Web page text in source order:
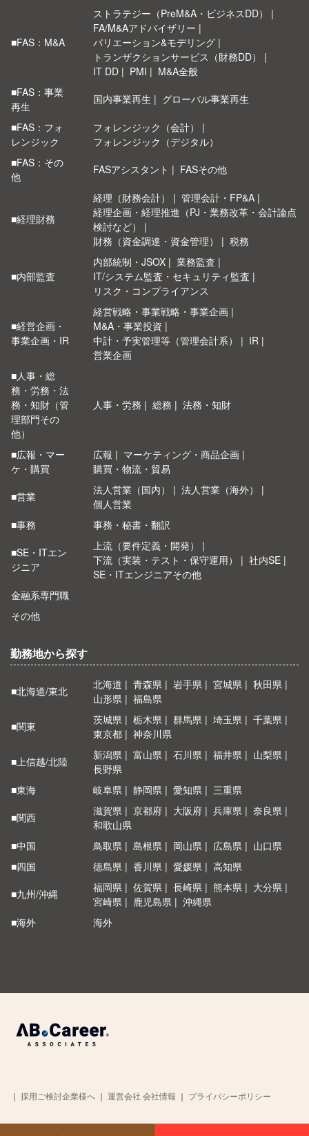
■FAS：M&A
ストラテジー（PreM&A・ビジネスDD）
FA/M&Aアドバイザリー
バリエーション&モデリング
トランザクションサービス（財務DD）
IT DD
PMI
M&A全般
■FAS：事業
再生
国内事業再生 グローバル事業再生
■FAS：フォ
レンジック
フォレンジック（会計）
フォレンジック（デジタル）
■FAS：その
他
FASアシスタント FASその他
■経理財務
経理（財務会計）
管理会計・FP&A
経理企画・経理推進（PJ・業務改革・会計論点
検討など）
財務（資金調達・資金管理）
税務
■内部監査
内部統制・JSOX
業務監査
IT/システム監査・セキュリティ監査
リスク・コンプライアンス
■経営企画・
事業企画・IR
経営戦略・事業戦略・事業企画
M&A・事業投資
中計・予実管理等（管理会計系）
IR
営業企画
■人事・総
務・労務・法
務・知財（管
理部門その
他）
人事・労務 総務 法務・知財
■広報・マー
ケ・購買
広報
マーケティング・商品企画
購買・物流・貿易
■営業
法人営業（国内）
法人営業（海外）
個人営業
■事務
事務・秘書・翻訳
■SE・ITエン
ジニア
上流（要件定義・開発）
下流（実装・テスト・保守運用）
社内SE
SE・ITエンジニアその他
金融系専門職
その他
勤務地から探す
■北海道/東北 北海道 青森県 岩手県 宮城県
秋田県
山形県
福島県
■関東
茨城県 栃木県 群馬県 埼玉県
千葉県
東京都
神奈川県
■上信越/北陸
新潟県 富山県 石川県 福井県
山梨県
長野県
■東海
岐阜県 静岡県 愛知県
三重県
■関西
滋賀県 京都府 大阪府 兵庫県
奈良県
和歌山県
■中国
鳥取県 島根県 岡山県 広島県
山口県
■四国
徳島県 香川県 愛媛県
高知県
■九州/沖縄
福岡県 佐賀県 長崎県 熊本県
大分県
宮崎県
鹿児島県
沖縄県
■海外
海外
｜ 採用ご検討企業様へ ｜ 運営会社 会社情報 ｜ プライバシーポリシー